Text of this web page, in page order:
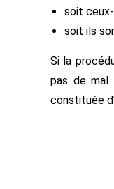
soit
soit ils
Si la
pas de mal
constituée